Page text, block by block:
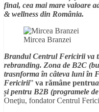
final, cea mai mare valoare
& wellness din România.
Mircea Branzei
Brandul Centrul Fericirii va
rebranding. Zona de B2C
trasnforma în câteva luni în
Fericirii” va rămâne pentru
și pentru B2B (programele
Oneţiu, fondator Centrul